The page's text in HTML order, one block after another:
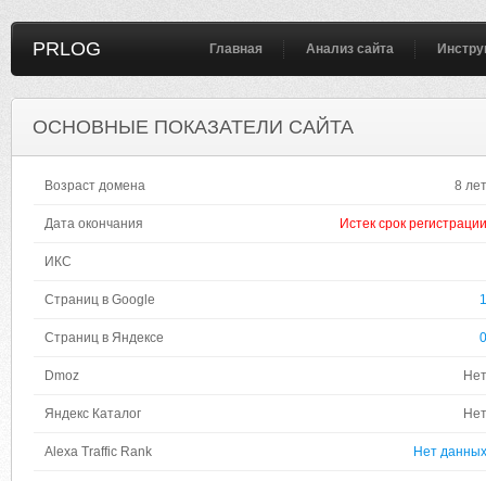
PRLOG Главная Анализ сайта
ОСНОВНЫЕ ПОКАЗАТЕЛИ САЙТА
Возраст домена 8 лет
Дата окончания Истек срок регистрации
ИКС
Страниц в Google 1
Страниц в Яндексе 0
Dmoz Нет
Яндекс Каталог Нет
Alexa Traffic Rank Нет данных